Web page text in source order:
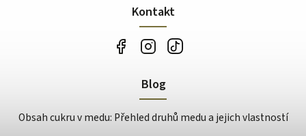
Kontakt
Blog
Obsah cukru v medu: Přehled druhů medu a jejich vlastností